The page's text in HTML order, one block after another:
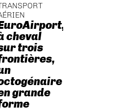
cheval
trois
grande